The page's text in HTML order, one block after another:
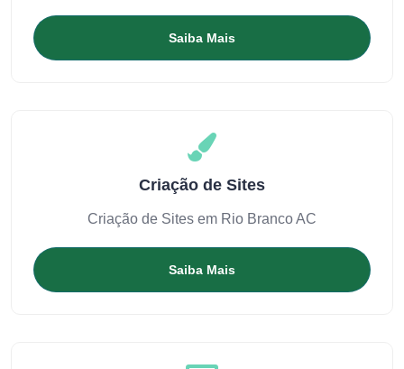
Saiba Mais
Criação de Sites
Criação de Sites em Rio Branco AC
Saiba Mais